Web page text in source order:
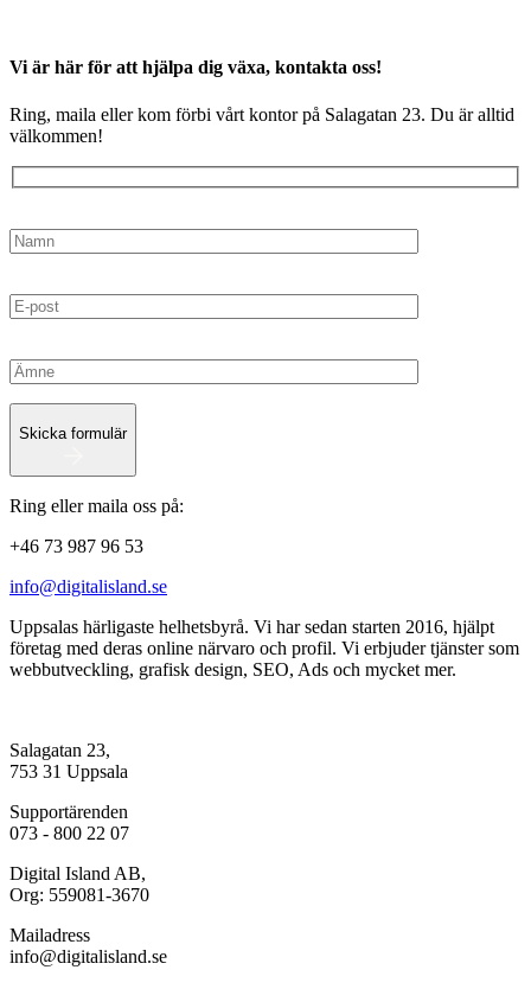
Vi är här för att hjälpa dig växa, kontakta oss!
Ring, maila eller kom förbi vårt kontor på Salagatan 23. Du är alltid
välkommen!
Skicka formulär
Ring eller maila oss på:
+46 73 987 96 53
info@digitalisland.se
Uppsalas härligaste helhetsbyrå. Vi har sedan starten 2016, hjälpt
företag med deras online närvaro och profil. Vi erbjuder tjänster som
webbutveckling, grafisk design, SEO, Ads och mycket mer.
Salagatan 23,
753 31 Uppsala
Supportärenden
073 - 800 22 07
Digital Island AB,
Org: 559081-3670
Mailadress
info@digitalisland.se